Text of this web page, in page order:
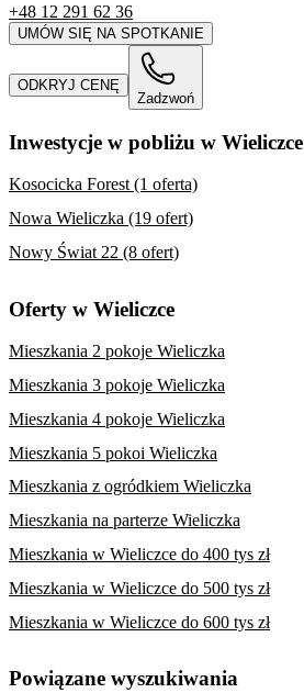
+48 12 291 62 36
UMÓW SIĘ NA SPOTKANIE
ODKRYJ CENĘ
Zadzwoń
Inwestycje w pobliżu w Wieliczce
Kosocicka Forest (1 oferta)
Nowa Wieliczka (19 ofert)
Nowy Świat 22 (8 ofert)
Oferty w Wieliczce
Mieszkania 2 pokoje Wieliczka
Mieszkania 3 pokoje Wieliczka
Mieszkania 4 pokoje Wieliczka
Mieszkania 5 pokoi Wieliczka
Mieszkania z ogródkiem Wieliczka
Mieszkania na parterze Wieliczka
Mieszkania w Wieliczce do 400 tys zł
Mieszkania w Wieliczce do 500 tys zł
Mieszkania w Wieliczce do 600 tys zł
Powiązane wyszukiwania